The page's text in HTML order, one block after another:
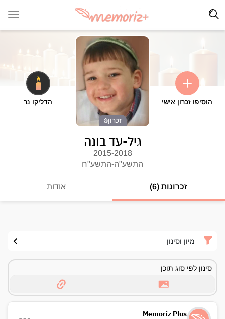
הוסיפו זכרון אישי
זכרון
הדליקו נר
גיל-עד בונה
2015-2018
התשע"ה-התשע"ח
זכרונות (6) אודות
מיון וסינון
סינון לפי סוג תוכן
Memoriz Plus